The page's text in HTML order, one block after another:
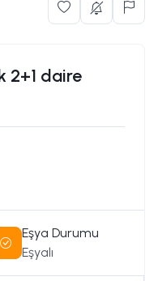
2+1 daire
Eşya Durumu
Eşyalı